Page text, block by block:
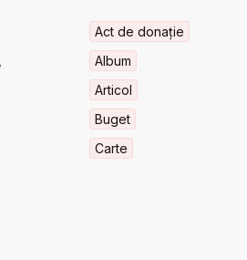
Act de donație
Album
Articol
Buget
Carte